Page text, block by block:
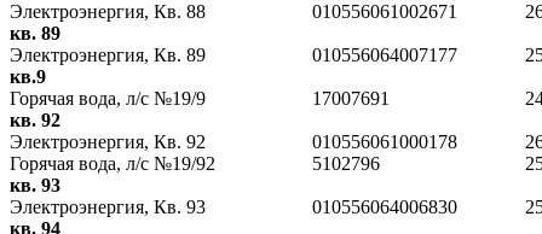
Электроэнергия, Кв. 88
010556061002671
кв. 89
Электроэнергия, Кв. 89
010556064007177
кв.9
Горячая вода, л/с №19/9
17007691
кв. 92
Электроэнергия, Кв. 92
010556061000178
Горячая вода, л/с №19/92
5102796
кв. 93
Электроэнергия, Кв. 93
010556064006830
кв. 94